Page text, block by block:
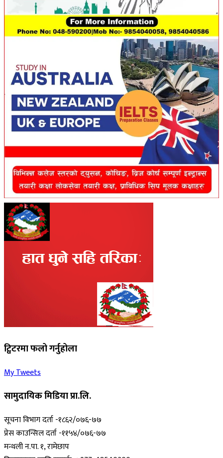
ट्विटरमा फलो गर्नुहोला
My Tweets
सामुदायिक मिडिया प्रा.लि.
सूचना विभाग दर्ता -१८६२/०७६-७७
प्रेस काउन्सिल दर्ता -११५४/०७६-७७
मन्थली न.पा. १, रामेछाप